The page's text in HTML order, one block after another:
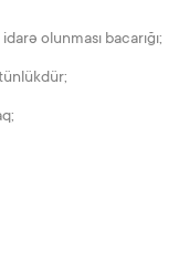
olunması bacarığı;